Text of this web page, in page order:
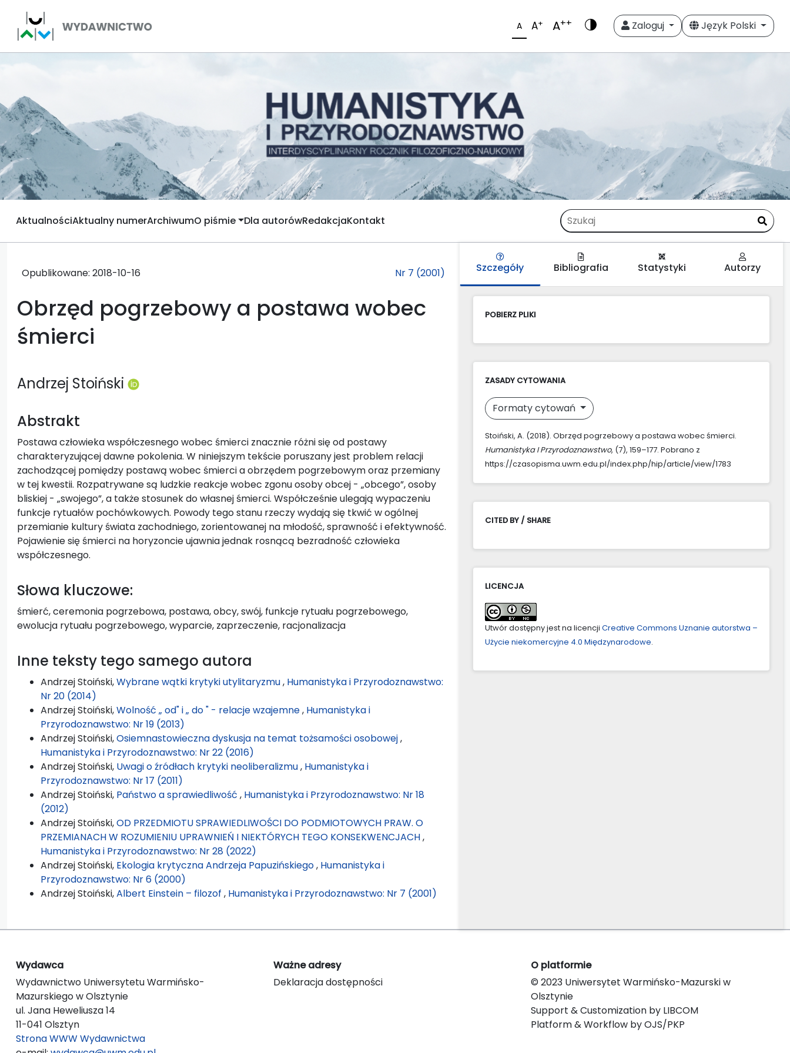
A A+ A++ Zaloguj Język Polski
AktualnościAktualny numerArchiwumO piśmie Dla autorówRedakcjaKontakt
Opublikowane: 2018-10-16 Nr 7 (2001)
Obrzęd pogrzebowy a postawa wobec
śmierci
Andrzej Stoiński
Abstrakt
Postawa człowieka współczesnego wobec śmierci znacznie różni się od postawy
charakteryzującej dawne pokolenia. W niniejszym tekście poruszany jest problem relacji
zachodzącej pomiędzy postawą wobec śmierci a obrzędem pogrzebowym oraz przemiany
w tej kwestii. Rozpatrywane są ludzkie reakcje wobec zgonu osoby obcej - „obcego”, osoby
bliskiej - „swojego”, a także stosunek do własnej śmierci. Współcześnie ulegają wypaczeniu
funkcje rytuałów pochówkowych. Powody tego stanu rzeczy wydają się tkwić w ogólnej
przemianie kultury świata zachodniego, zorientowanej na młodość, sprawność i efektywność.
Pojawienie się śmierci na horyzoncie ujawnia jednak rosnącą bezradność człowieka
współczesnego.
Słowa kluczowe:
śmierć, ceremonia pogrzebowa, postawa, obcy, swój, funkcje rytuału pogrzebowego,
ewolucja rytuału pogrzebowego, wyparcie, zaprzeczenie, racjonalizacja
Inne teksty tego samego autora
Andrzej Stoiński,Wybrane wątki krytyki utylitaryzmu, Humanistyka i Przyrodoznawstwo:
Nr 20 (2014)
Andrzej Stoiński,Wolność „ od" i „ do " - relacje wzajemne, Humanistyka i
Przyrodoznawstwo: Nr 19 (2013)
Andrzej Stoiński,Osiemnastowieczna dyskusja na temat tożsamości osobowej,
Humanistyka i Przyrodoznawstwo: Nr 22 (2016)
Andrzej Stoiński, Uwagi o źródłach krytyki neoliberalizmu, Humanistyka i
Przyrodoznawstwo: Nr 17 (2011)
Andrzej Stoiński, Państwo a sprawiedliwość , Humanistyka i Przyrodoznawstwo: Nr 18
(2012)
Andrzej Stoiński,OD PRZEDMIOTU SPRAWIEDLIWOŚCI DO PODMIOTOWYCH PRAW. O
PRZEMIANACH W ROZUMIENIU UPRAWNIEŃ I NIEKTÓRYCH TEGO KONSEKWENCJACH,
Humanistyka i Przyrodoznawstwo: Nr 28 (2022)
Andrzej Stoiński, Ekologia krytyczna Andrzeja Papuzińskiego, Humanistyka i
Przyrodoznawstwo: Nr 6 (2000)
Andrzej Stoiński,Albert Einstein – filozof , Humanistyka i Przyrodoznawstwo: Nr 7 (2001)
Szczegóły Bibliografia Statystyki Autorzy
POBIERZ PLIKI
ZASADY CYTOWANIA
Formaty cytowań
Stoiński, A. (2018). Obrzęd pogrzebowy a postawa wobec śmierci.
Humanistyka I Przyrodoznawstwo, (7), 159–177. Pobrano z
https://czasopisma.uwm.edu.pl/index.php/hip/article/view/1783
CITED BY / SHARE
LICENCJA
Utwór dostępny jest na licencji Creative Commons Uznanie autorstwa –
Użycie niekomercyjne 4.0 Międzynarodowe.
Wydawca
Wydawnictwo Uniwersytetu Warmińsko-
Mazurskiego w Olsztynie
ul. Jana Heweliusza 14
11-041 Olsztyn
Strona WWW Wydawnictwa
Ważne adresy
Deklaracja dostępności
O platformie
© 2023 Uniwersytet Warmińsko-Mazurski w
Olsztynie
Support & Customization by LIBCOM
Platform & Workflow by OJS/PKP